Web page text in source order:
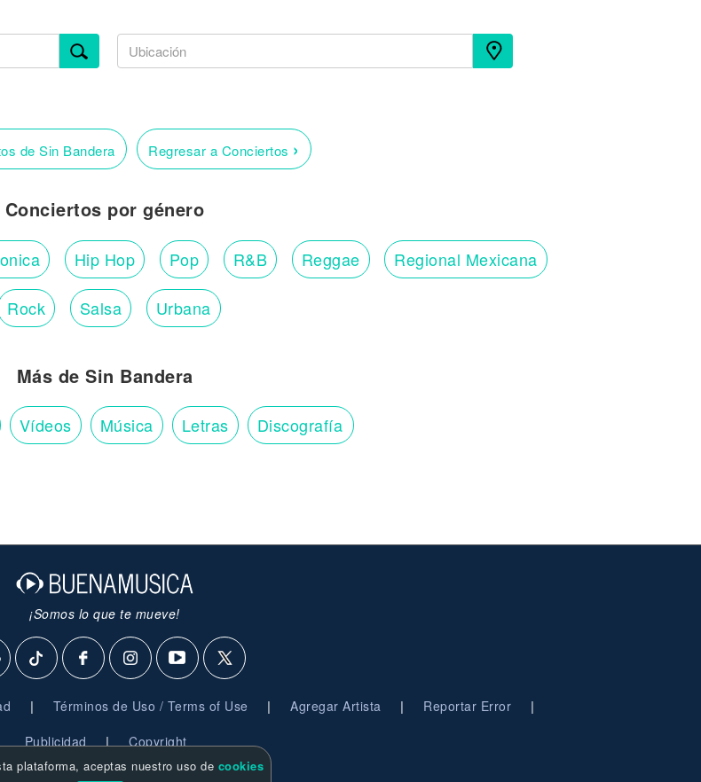
de Sin Bandera Regresar a Conciertos ›
Conciertos por género
Hip Hop Pop R&B Reggae Regional Mexicana
Rock Salsa Urbana
Más de Sin Bandera
Vídeos Música Letras Discografía
¡Somos lo que te mueve!
| Términos de Uso / Terms of Use | Agregar Artista | Reportar Error |
Publicidad | Copyright
plataforma, aceptas nuestro uso de cookies